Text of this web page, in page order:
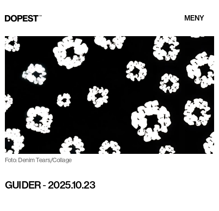
MENY
Foto: Denim Tears/Collage
GUIDER- 2025.10.23